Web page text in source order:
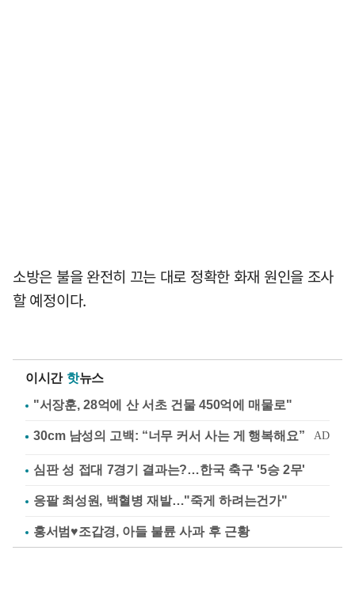
소방은 불을 완전히 끄는 대로 정확한 화재 원인을 조사
할 예정이다.
이시간 핫뉴스
"서장훈, 28억에 산 서초 건물 450억에 매물로"
심판 성 접대 7경기 결과는?…한국 축구 '5승 2무'
응팔 최성원, 백혈병 재발…"죽게 하려는건가"
홍서범♥조갑경, 아들 불륜 사과 후 근황